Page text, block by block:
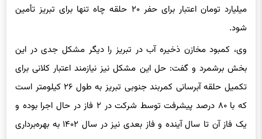
میلیارد تومان اعتبار برای حفر ۲۰ حلقه چاه تنها برای تبریز تأمین
شود.
وی، کمبود مخازن ذخیره آب در تبریز را دیگر مشکل جدی در این
بخش برشمرد و گفت: حل این مشکل نیز نیازمند اعتبار کلانی برای
تکمیل حلقه آبرسانی کمربند جنوبی تبریز به طول ۲۶ کیلومتر است
که با ۸۰ درصد پیشرفت توسط شرکت در ۲ فاز در حال اجرا بوده و
یک فاز آن تا سال آینده و فاز بعدی نیز در سال ۱۴۰۲ به بهره‌برداری